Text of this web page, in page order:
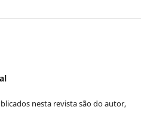
nesta revista são do autor,